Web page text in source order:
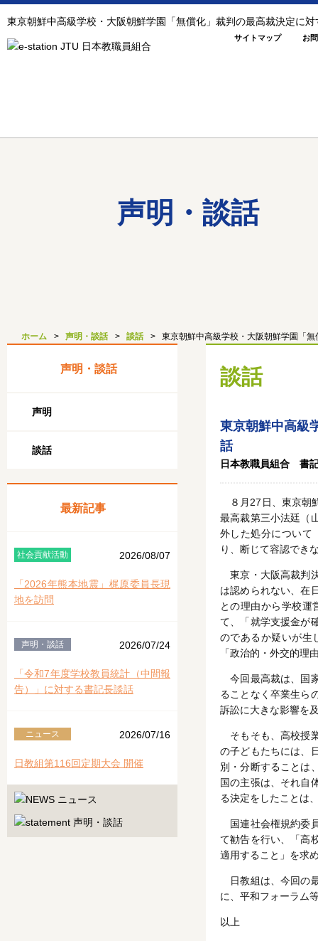
東京朝鮮中高級学校・大阪朝鮮学園「無償化」裁判の最高裁決定
サイトマップ お
声明・談話
ホーム 声明・談話 談話 東京朝鮮中高級学校・大阪朝鮮学園「
談話
東京朝鮮中高級
話
日本教職員組合 書
８月27日、東京朝
最高裁第三小法廷（
外した処分について
り、断じて容認でき
東京・大阪高裁判
は認められない、在
との理由から学校運
て、「就学支援金が
のであるか疑いが生
「政治的・外交的理
今回最高裁は、国
ることなく卒業生ら
訴訟に大きな影響を
そもそも、高校授
の子どもたちには、
別・分断することは
国の主張は、それ自
る決定をしたことは
国連社会権規約委
て勧告を行い、「高
適用すること」を求
日教組は、今回の
に、平和フォーラム
以上
声明・談話
声明
談話
最新記事
社会貢献活動 2026/08/07
「2026年熊本地震」梶原委員長現
地を訪問
声明・談話 2026/07/24
「令和7年度学校教員統計（中間報
告）」に対する書記長談話
ニュース 2026/07/16
日教組第116回定期大会 開催